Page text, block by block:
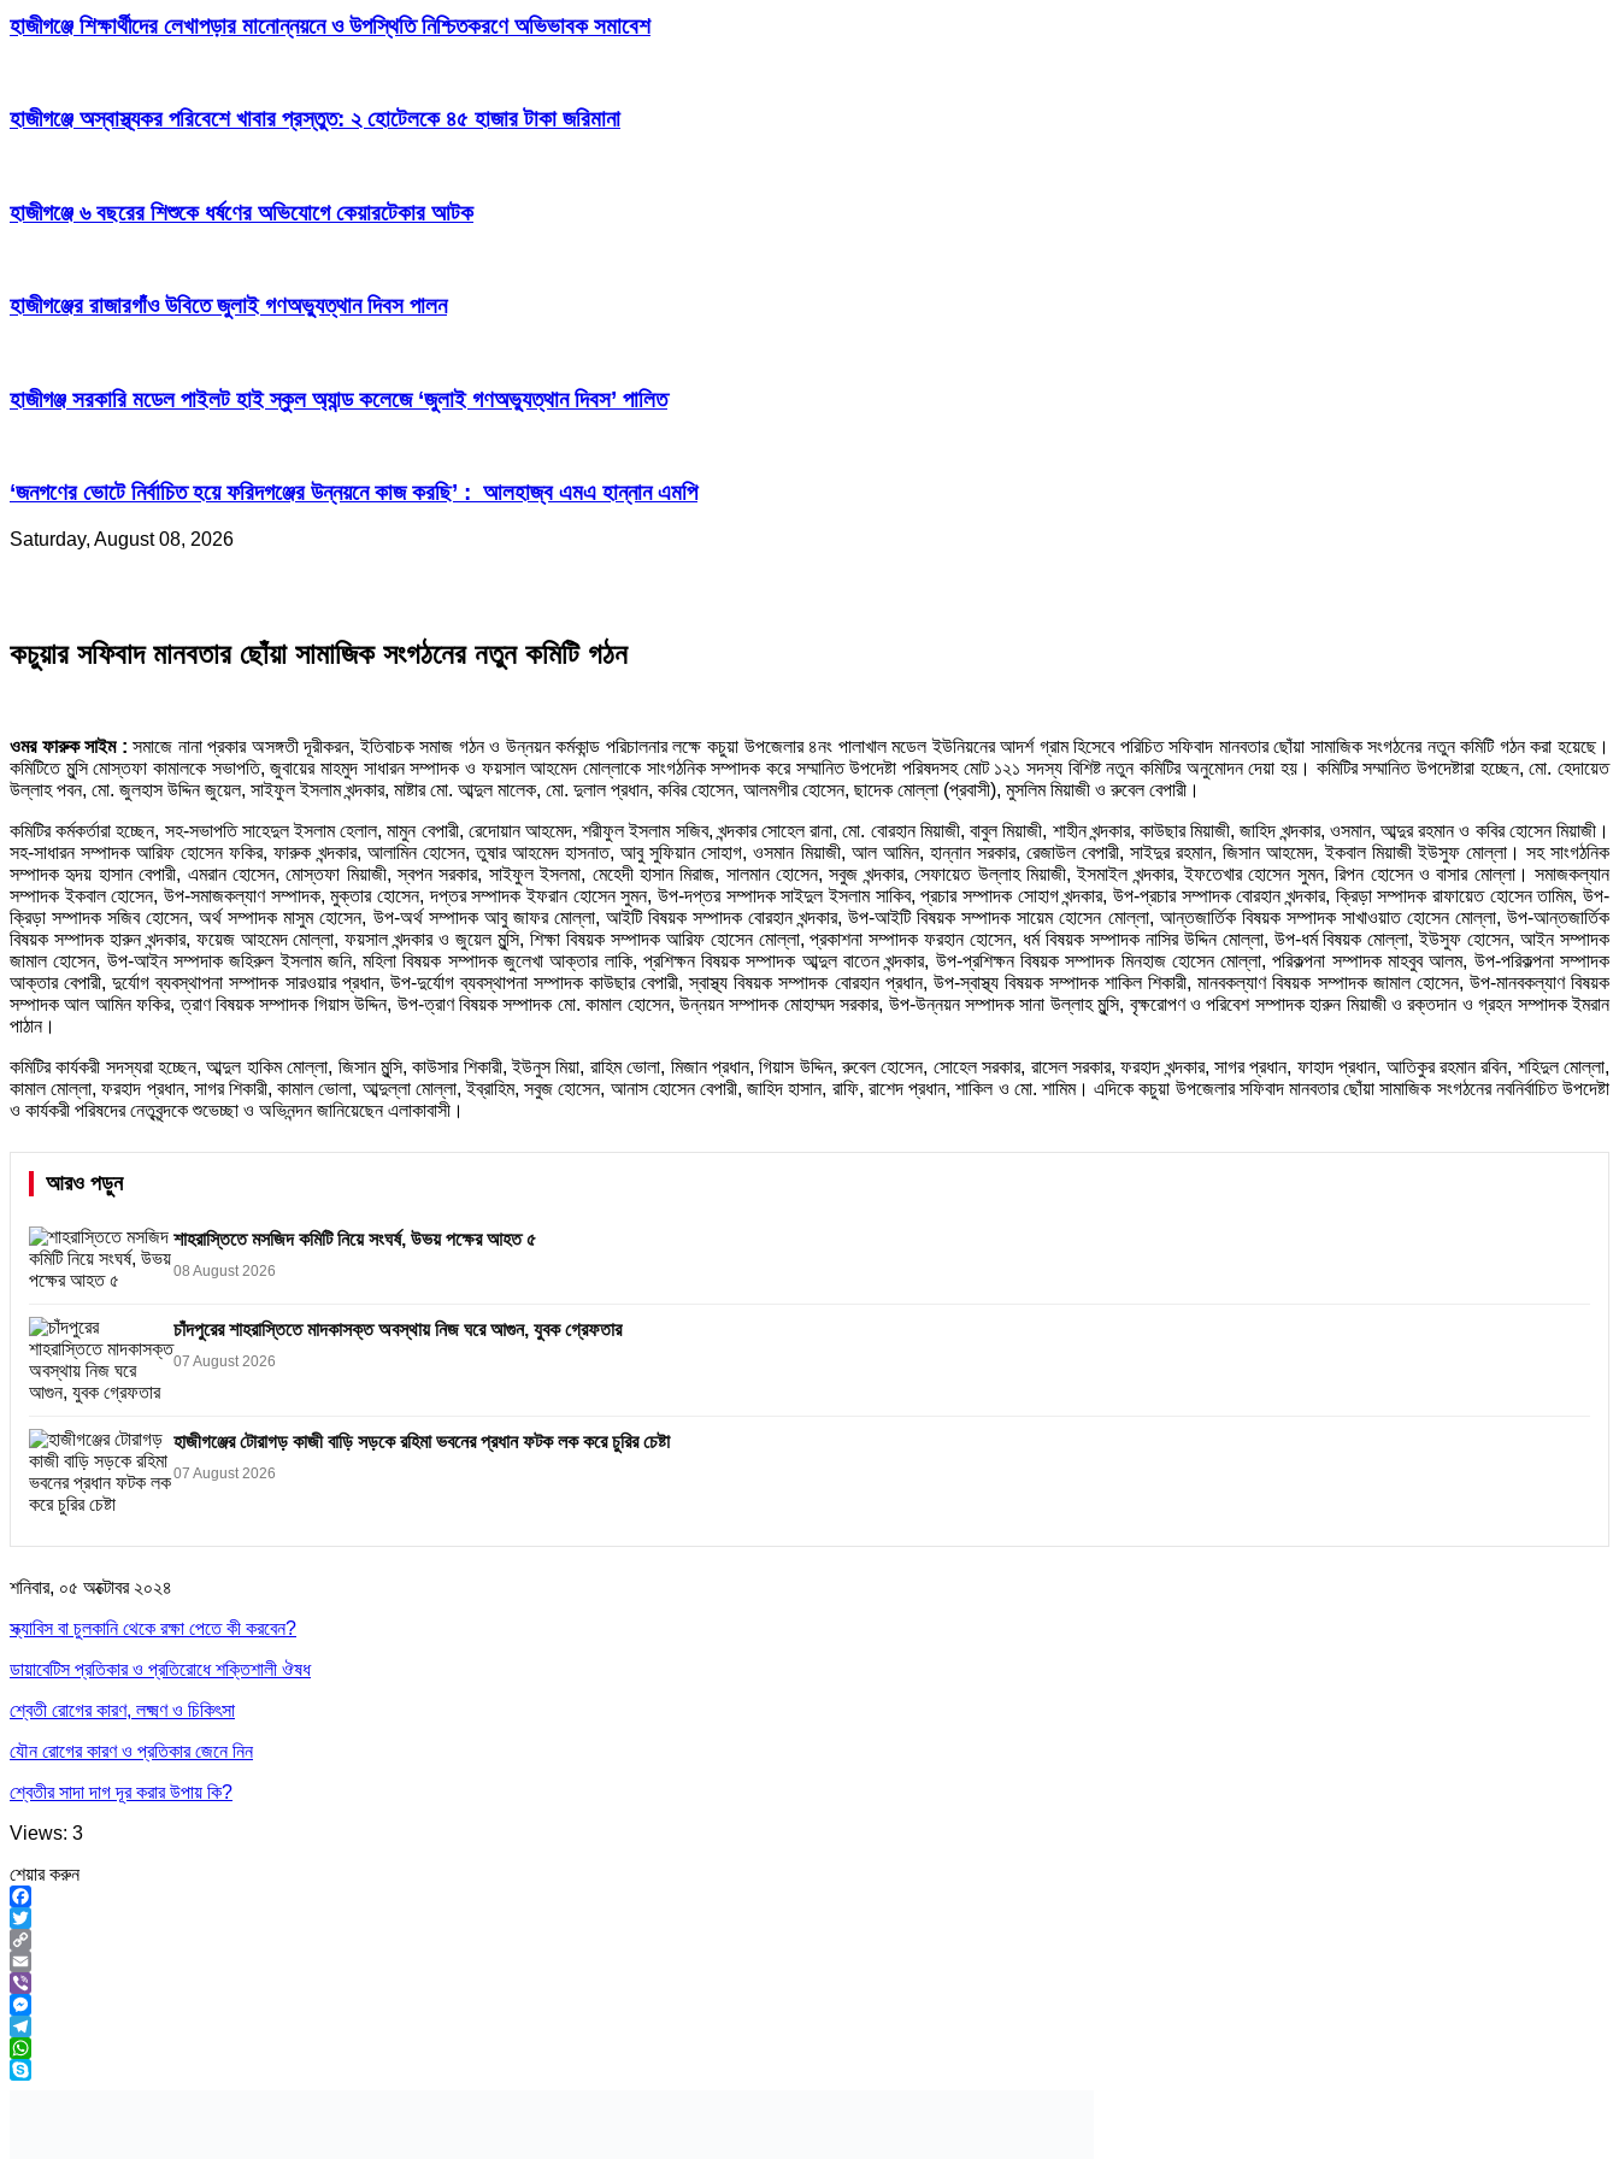
হাজীগঞ্জে শিক্ষার্থীদের লেখাপড়ার মানোন্নয়নে ও উপস্থিতি নিশ্চিতকরণে অভিভাবক সমাবেশ
হাজীগঞ্জে অস্বাস্থ্যকর পরিবেশে খাবার প্রস্তুত: ২ হোটেলকে ৪৫ হাজার টাকা জরিমানা
হাজীগঞ্জে ৬ বছরের শিশুকে ধর্ষণের অভিযোগে কেয়ারটেকার আটক
হাজীগঞ্জের রাজারগাঁও উবিতে জুলাই গণঅভ্যুত্থান দিবস পালন
হাজীগঞ্জ সরকারি মডেল পাইলট হাই স্কুল অ্যান্ড কলেজে ‘জুলাই গণঅভ্যুত্থান দিবস’ পালিত
‘জনগণের ভোটে নির্বাচিত হয়ে ফরিদগঞ্জের উন্নয়নে কাজ করছি’ : আলহাজ্ব এমএ হান্নান এমপি
Saturday, August 08, 2026
কচুয়ার সফিবাদ মানবতার ছোঁয়া সামাজিক সংগঠনের নতুন কমিটি গঠন
ওমর ফারুক সাইম : সমাজে নানা প্রকার অসঙ্গতী দূরীকরন, ইতিবাচক সমাজ গঠন ও উন্নয়ন কর্মকান্ড পরিচালনার লক্ষে কচুয়া উপজেলার ৪নং পালাখাল মডেল ইউনিয়নের আদর্শ গ্রাম হিসেবে পরিচিত সফিবাদ মানবতার ছোঁয়া সামাজিক সংগঠনের নতুন কমিটি গঠন করা হয়েছে।
কমিটিতে মুন্সি মোস্তফা কামালকে সভাপতি, জুবায়ের মাহমুদ সাধারন সম্পাদক ও ফয়সাল আহমেদ মোল্লাকে সাংগঠনিক সম্পাদক করে সম্মানিত উপদেষ্টা পরিষদসহ মোট ১২১ সদস্য বিশিষ্ট নতুন কমিটির অনুমোদন দেয়া হয়। কমিটির সম্মানিত উপদেষ্টারা হচ্ছেন, মো. হেদায়েত
উল্লাহ পবন, মো. জুলহাস উদ্দিন জুয়েল, সাইফুল ইসলাম খন্দকার, মাষ্টার মো. আব্দুল মালেক, মো. দুলাল প্রধান, কবির হোসেন, আলমগীর হোসেন, ছাদেক মোল্লা (প্রবাসী), মুসলিম মিয়াজী ও রুবেল বেপারী।
কমিটির কর্মকর্তারা হচ্ছেন, সহ-সভাপতি সাহেদুল ইসলাম হেলাল, মামুন বেপারী, রেদোয়ান আহমেদ, শরীফুল ইসলাম সজিব, খন্দকার সোহেল রানা, মো. বোরহান মিয়াজী, বাবুল মিয়াজী, শাহীন খন্দকার, কাউছার মিয়াজী, জাহিদ খন্দকার, ওসমান, আব্দুর রহমান ও কবির হোসেন মিয়াজী।
সহ-সাধারন সম্পাদক আরিফ হোসেন ফকির, ফারুক খন্দকার, আলামিন হোসেন, তুষার আহমেদ হাসনাত, আবু সুফিয়ান সোহাগ, ওসমান মিয়াজী, আল আমিন, হান্নান সরকার, রেজাউল বেপারী, সাইদুর রহমান, জিসান আহমেদ, ইকবাল মিয়াজী ইউসুফ মোল্লা। সহ সাংগঠনিক
সম্পাদক হৃদয় হাসান বেপারী, এমরান হোসেন, মোস্তফা মিয়াজী, স্বপন সরকার, সাইফুল ইসলমা, মেহেদী হাসান মিরাজ, সালমান হোসেন, সবুজ খন্দকার, সেফায়েত উল্লাহ মিয়াজী, ইসমাইল খন্দকার, ইফতেখার হোসেন সুমন, রিপন হোসেন ও বাসার মোল্লা। সমাজকল্যান
সম্পাদক ইকবাল হোসেন, উপ-সমাজকল্যাণ সম্পাদক, মুক্তার হোসেন, দপ্তর সম্পাদক ইফরান হোসেন সুমন, উপ-দপ্তর সম্পাদক সাইদুল ইসলাম সাকিব, প্রচার সম্পাদক সোহাগ খন্দকার, উপ-প্রচার সম্পাদক বোরহান খন্দকার, ক্রিড়া সম্পাদক রাফায়েত হোসেন তামিম, উপ-
ক্রিড়া সম্পাদক সজিব হোসেন, অর্থ সম্পাদক মাসুম হোসেন, উপ-অর্থ সম্পাদক আবু জাফর মোল্লা, আইটি বিষয়ক সম্পাদক বোরহান খন্দকার, উপ-আইটি বিষয়ক সম্পাদক সায়েম হোসেন মোল্লা, আন্তজার্তিক বিষয়ক সম্পাদক সাখাওয়াত হোসেন মোল্লা, উপ-আন্তজার্তিক
বিষয়ক সম্পাদক হারুন খন্দকার, ফয়েজ আহমেদ মোল্লা, ফয়সাল খন্দকার ও জুয়েল মুন্সি, শিক্ষা বিষয়ক সম্পাদক আরিফ হোসেন মোল্লা, প্রকাশনা সম্পাদক ফরহান হোসেন, ধর্ম বিষয়ক সম্পাদক নাসির উদ্দিন মোল্লা, উপ-ধর্ম বিষয়ক মোল্লা, ইউসুফ হোসেন, আইন সম্পাদক
জামাল হোসেন, উপ-আইন সম্পদাক জহিরুল ইসলাম জনি, মহিলা বিষয়ক সম্পাদক জুলেখা আক্তার লাকি, প্রশিক্ষন বিষয়ক সম্পাদক আব্দুল বাতেন খন্দকার, উপ-প্রশিক্ষন বিষয়ক সম্পাদক মিনহাজ হোসেন মোল্লা, পরিকল্পনা সম্পাদক মাহবুব আলম, উপ-পরিকল্পনা সম্পাদক
আক্তার বেপারী, দুর্যোগ ব্যবস্থাপনা সম্পাদক সারওয়ার প্রধান, উপ-দুর্যোগ ব্যবস্থাপনা সম্পাদক কাউছার বেপারী, স্বাস্থ্য বিষয়ক সম্পাদক বোরহান প্রধান, উপ-স্বাস্থ্য বিষয়ক সম্পাদক শাকিল শিকারী, মানবকল্যাণ বিষয়ক সম্পাদক জামাল হোসেন, উপ-মানবকল্যাণ বিষয়ক
সম্পাদক আল আমিন ফকির, ত্রাণ বিষয়ক সম্পাদক গিয়াস উদ্দিন, উপ-ত্রাণ বিষয়ক সম্পাদক মো. কামাল হোসেন, উন্নয়ন সম্পাদক মোহাম্মদ সরকার, উপ-উন্নয়ন সম্পাদক সানা উল্লাহ মুন্সি, বৃক্ষরোপণ ও পরিবেশ সম্পাদক হারুন মিয়াজী ও রক্তদান ও গ্রহন সম্পাদক ইমরান
পাঠান।
কমিটির কার্যকরী সদস্যরা হচ্ছেন, আব্দুল হাকিম মোল্লা, জিসান মুন্সি, কাউসার শিকারী, ইউনুস মিয়া, রাহিম ভোলা, মিজান প্রধান, গিয়াস উদ্দিন, রুবেল হোসেন, সোহেল সরকার, রাসেল সরকার, ফরহাদ খন্দকার, সাগর প্রধান, ফাহাদ প্রধান, আতিকুর রহমান রবিন, শহিদুল মোল্লা,
কামাল মোল্লা, ফরহাদ প্রধান, সাগর শিকারী, কামাল ভোলা, আব্দুল্লা মোল্লা, ইব্রাহিম, সবুজ হোসেন, আনাস হোসেন বেপারী, জাহিদ হাসান, রাফি, রাশেদ প্রধান, শাকিল ও মো. শামিম। এদিকে কচুয়া উপজেলার সফিবাদ মানবতার ছোঁয়া সামাজিক সংগঠনের নবনির্বাচিত উপদেষ্টা
ও কার্যকরী পরিষদের নেতৃবৃন্দকে শুভেচ্ছা ও অভিনন্দন জানিয়েছেন এলাকাবাসী।
আরও পড়ুন
শাহরাস্তিতে মসজিদ কমিটি নিয়ে সংঘর্ষ, উভয় পক্ষের আহত ৫
08 August 2026
চাঁদপুরের শাহরাস্তিতে মাদকাসক্ত অবস্থায় নিজ ঘরে আগুন, যুবক গ্রেফতার
07 August 2026
হাজীগঞ্জের টোরাগড় কাজী বাড়ি সড়কে রহিমা ভবনের প্রধান ফটক লক করে চুরির চেষ্টা
07 August 2026
শনিবার, ০৫ অক্টোবর ২০২৪
স্ক্যাবিস বা চুলকানি থেকে রক্ষা পেতে কী করবেন?
ডায়াবেটিস প্রতিকার ও প্রতিরোধে শক্তিশালী ঔষধ
শ্বেতী রোগের কারণ, লক্ষ্মণ ও চিকিৎসা
যৌন রোগের কারণ ও প্রতিকার জেনে নিন
শ্বেতীর সাদা দাগ দূর করার উপায় কি?
Views: 3
শেয়ার করুন
Facebook
Twitter
Copy
Link
Email
Viber
Messenger
Telegram
WhatsApp